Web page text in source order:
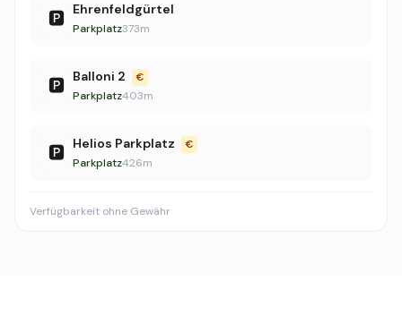
🅿️ Ehrenfeldgürtel
Parkplatz373m
🅿️ Balloni 2 €
Parkplatz403m
🅿️ Helios Parkplatz €
Parkplatz426m
Verfügbarkeit ohne Gewähr